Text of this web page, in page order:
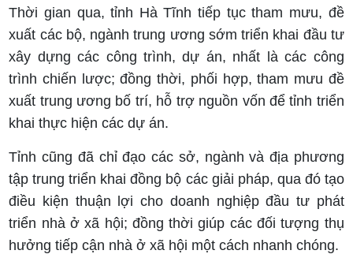
Thời gian qua, tỉnh Hà Tĩnh tiếp tục tham mưu, đề
xuất các bộ, ngành trung ương sớm triển khai đầu tư
xây dựng các công trình, dự án, nhất là các công
trình chiến lược; đồng thời, phối hợp, tham mưu đề
xuất trung ương bố trí, hỗ trợ nguồn vốn để tỉnh triển
khai thực hiện các dự án.
Tỉnh cũng đã chỉ đạo các sở, ngành và địa phương
tập trung triển khai đồng bộ các giải pháp, qua đó tạo
điều kiện thuận lợi cho doanh nghiệp đầu tư phát
triển nhà ở xã hội; đồng thời giúp các đối tượng thụ
hưởng tiếp cận nhà ở xã hội một cách nhanh chóng.